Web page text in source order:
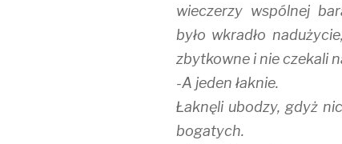
wieczerzy wspólnej
było wkradło
zbytkowne i nie czekali
-A jeden łaknie.
Łaknęli ubodzy, gdyż
bogatych.